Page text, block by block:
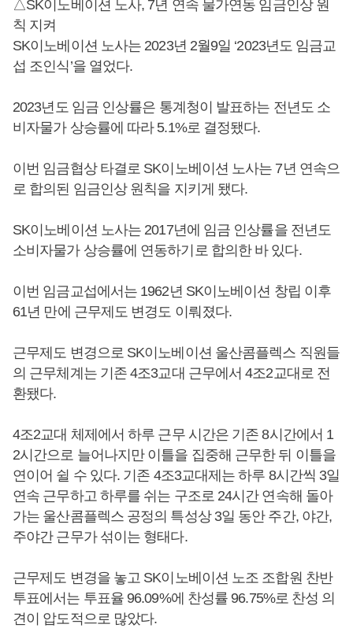
△SK이노베이션 노사, 7년 연속 물가연동 임금인상 원
칙 지켜
SK이노베이션 노사는 2023년 2월9일 ‘2023년도 임금교
섭 조인식’을 열었다.
2023년도 임금 인상률은 통계청이 발표하는 전년도 소
비자물가 상승률에 따라 5.1%로 결정됐다.
이번 임금협상 타결로 SK이노베이션 노사는 7년 연속으
로 합의된 임금인상 원칙을 지키게 됐다.
SK이노베이션 노사는 2017년에 임금 인상률을 전년도
소비자물가 상승률에 연동하기로 합의한 바 있다.
이번 임금교섭에서는 1962년 SK이노베이션 창립 이후
61년 만에 근무제도 변경도 이뤄졌다.
근무제도 변경으로 SK이노베이션 울산콤플렉스 직원들
의 근무체계는 기존 4조3교대 근무에서 4조2교대로 전
환됐다.
4조2교대 체제에서 하루 근무 시간은 기존 8시간에서 1
2시간으로 늘어나지만 이틀을 집중해 근무한 뒤 이틀을
연이어 쉴 수 있다. 기존 4조3교대제는 하루 8시간씩 3일
연속 근무하고 하루를 쉬는 구조로 24시간 연속해 돌아
가는 울산콤플렉스 공정의 특성상 3일 동안 주간, 야간,
주야간 근무가 섞이는 형태다.
근무제도 변경을 놓고 SK이노베이션 노조 조합원 찬반
투표에서는 투표율 96.09%에 찬성률 96.75%로 찬성 의
견이 압도적으로 많았다.